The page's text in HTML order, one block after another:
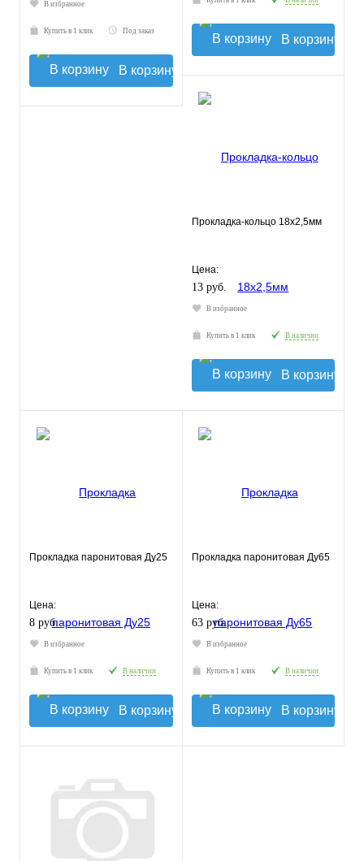
В избранное
Купить в 1 клик Под заказ
В корзину
В корзину
Прокладка-кольцо 18х2,5мм
Цена:
13 руб.
В избранное
Купить в 1 клик В наличии
В корзину
Прокладка паронитовая Ду25
Цена:
8 руб.
В избранное
Купить в 1 клик В наличии
В корзину
Прокладка паронитовая Ду65
Цена:
63 руб.
В избранное
Купить в 1 клик В наличии
В корзину